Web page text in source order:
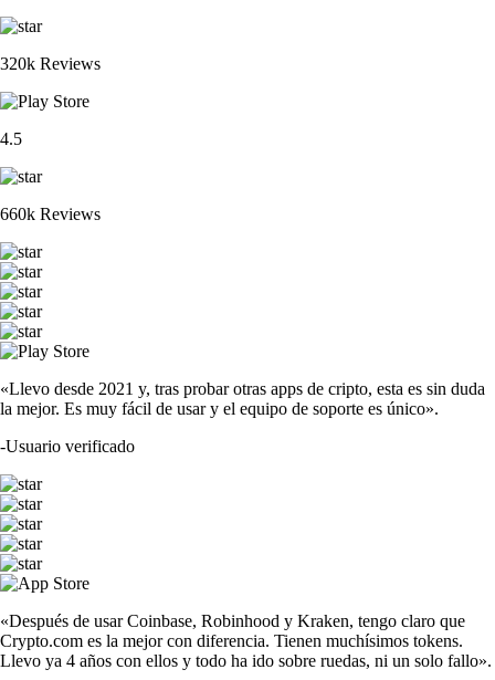
320k Reviews
4.5
660k Reviews
«Llevo desde 2021 y, tras probar otras apps de cripto, esta es sin duda
la mejor. Es muy fácil de usar y el equipo de soporte es único».
-Usuario verificado
«Después de usar Coinbase, Robinhood y Kraken, tengo claro que
Crypto.com es la mejor con diferencia. Tienen muchísimos tokens.
Llevo ya 4 años con ellos y todo ha ido sobre ruedas, ni un solo fallo».